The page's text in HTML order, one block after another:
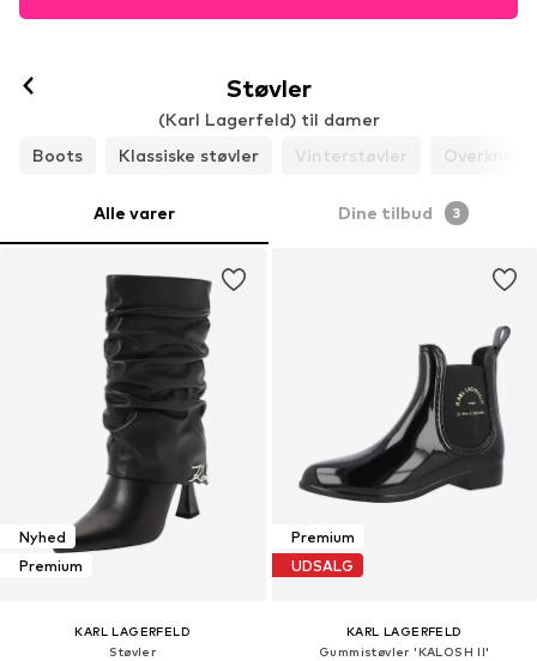
Støvler
(Karl Lagerfeld) til damer
Boots
Klassiske støvler Vinterstøvler Overknees
Alle varer Dine tilbud 3
Nyhed
Premium
KARL LAGERFELD
Støvler
Premium
UDSALG
KARL LAGERFELD
Gummistøvler 'KALOSH II'